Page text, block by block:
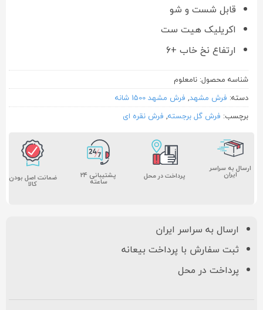
قابل شست و شو
اکریلیک هیت ست
ارتفاع نخ خاب +6
شناسه محصول: نامعلوم
دسته: فرش مشهد, فرش مشهد 1500 شانه
برچسب: فرش گل برجسته, فرش نقره ای
ارسال به سراسر
ایران پرداخت در محل پشتیبانی ۲۴
ساعته ضمانت اصل بودن
کالا
ارسال به سراسر ایران
ثبت سفارش با پرداخت بیعانه
پرداخت در محل